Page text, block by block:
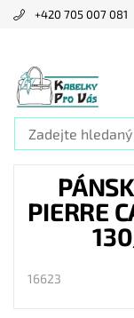
+420 705 007 081
PIERRE
16623